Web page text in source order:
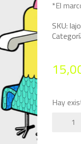
*El
SKU:
Hay
Lámina